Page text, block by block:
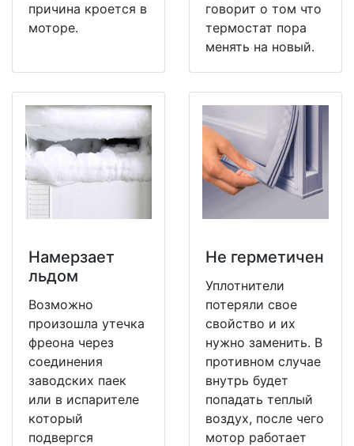
причина кроется в
моторе.
говорит о том что
термостат пора
менять на новый.
Намерзает
льдом
Возможно
произошла утечка
фреона через
соединения
заводских паек
или в испарителе
который
подвергся
Не герметичен
Уплотнители
потеряли свое
свойство и их
нужно заменить. В
противном случае
внутрь будет
попадать теплый
воздух, после чего
мотор работает